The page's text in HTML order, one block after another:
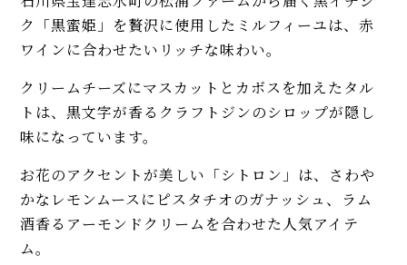
ク「黒蜜姫」を贅沢に使用したミルフィーユは、赤
ワインに合わせたいリッチな味わい。
クリームチーズにマスカットとカボスを加えたタル
トは、黒文字が香るクラフトジンのシロップが隠し
味になっています。
お花のアクセントが美しい「シトロン」は、さわや
かなレモンムースにピスタチオのガナッシュ、ラム
酒香るアーモンドクリームを合わせた人気アイテ
ム。